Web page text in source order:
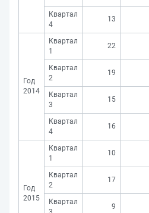
Квартал
4
13
Год
2014
Квартал
1
22
Квартал
2
19
Квартал
3
15
Квартал
4
16
Год
2015
Квартал
1
10
Квартал
2
17
Квартал
9